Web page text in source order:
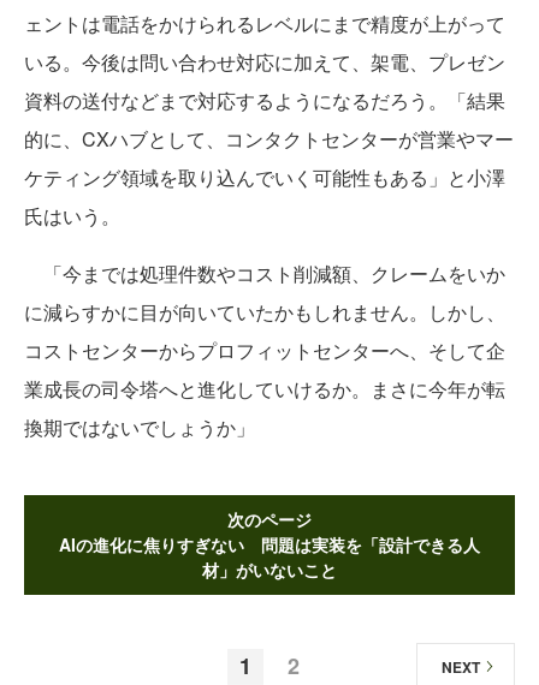
ェントは電話をかけられるレベルにまで精度が上がって
いる。今後は問い合わせ対応に加えて、架電、プレゼン
資料の送付などまで対応するようになるだろう。「結果
的に、CXハブとして、コンタクトセンターが営業やマー
ケティング領域を取り込んでいく可能性もある」と小澤
氏はいう。
「今までは処理件数やコスト削減額、クレームをいか
に減らすかに目が向いていたかもしれません。しかし、
コストセンターからプロフィットセンターへ、そして企
業成長の司令塔へと進化していけるか。まさに今年が転
換期ではないでしょうか」
次のページ
AIの進化に焦りすぎない 問題は実装を「設計できる人
材」がいないこと
1 2 NEXT